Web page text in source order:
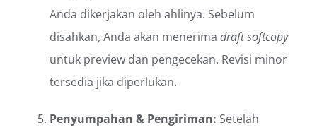
Anda dikerjakan oleh ahlinya. Sebelum
disahkan, Anda akan menerima draft softcopy
untuk preview dan pengecekan. Revisi minor
tersedia jika diperlukan.
Penyumpahan & Pengiriman: Setelah